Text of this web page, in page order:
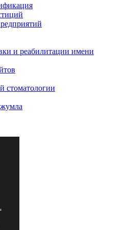
и реабилитации имени
стоматологии